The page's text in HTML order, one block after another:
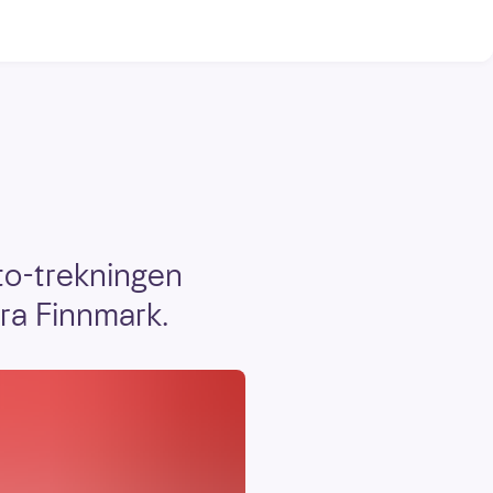
trekningen
Finnmark.